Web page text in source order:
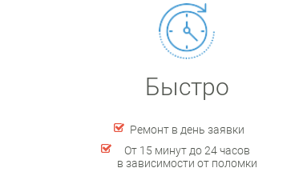
Быстро
Ремонт в день заявки
От 15 минут до 24 часов
в зависимости от поломки